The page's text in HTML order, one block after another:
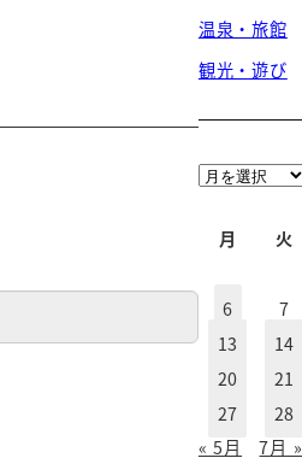
温泉・旅館
観光・遊び
ア
ブ
月
火
6
7
13
14
20
21
27
28
« 5月
7月 »